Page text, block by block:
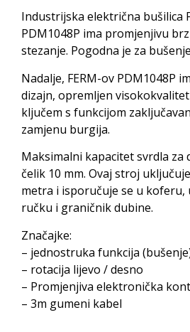
Industrijska električna bušilica
PDM1048P ima promjenjivu
stezanje. Pogodna je za
Nadalje, FERM-ov PDM1048P
dizajn, opremljen
ključem s funkcijom
zamjenu burgija.
Maksimalni kapacitet svrdla za
čelik 10 mm. Ovaj stroj
metra i isporučuje se u
ručku i graničnik dubine.
Značajke:
– jednostruka funkcija
– rotacija lijevo / desno
– Promjenjiva elektronička
– 3m gumeni kabel